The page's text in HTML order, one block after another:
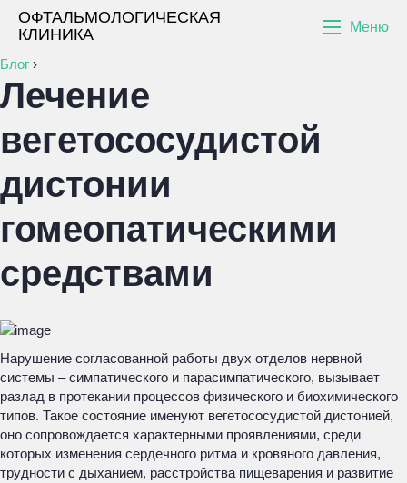
ОФТАЛЬМОЛОГИЧЕСКАЯ
КЛИНИКА
Меню
Блог ›
Лечение
вегетососудистой
дистонии
гомеопатическими
средствами
Нарушение согласованной работы двух отделов нервной
системы – симпатического и парасимпатического, вызывает
разлад в протекании процессов физического и биохимического
типов. Такое состояние именуют вегетососудистой дистонией,
оно сопровождается характерными проявлениями, среди
которых изменения сердечного ритма и кровяного давления,
трудности с дыханием, расстройства пищеварения и развитие